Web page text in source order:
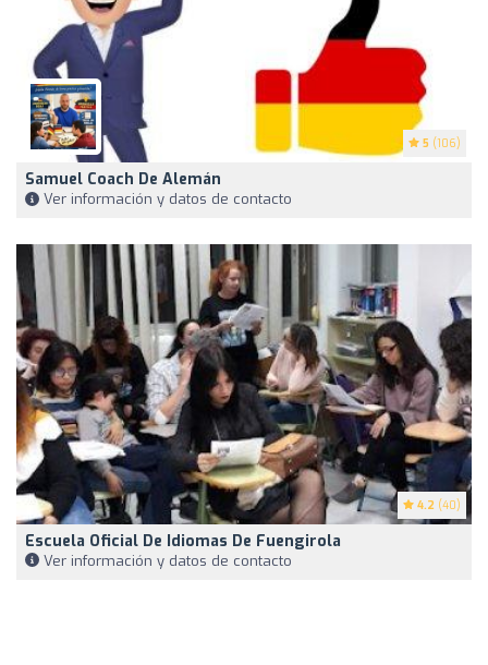
5 (106)
Samuel Coach De Alemán
Ver información y datos de contacto
4.2 (40)
Escuela Oficial De Idiomas De Fuengirola
Ver información y datos de contacto